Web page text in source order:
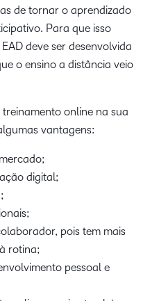
de tornar o aprendizado
Para que isso
deve ser desenvolvida
o ensino a distância veio
online na sua
vantagens:
digital;
pois tem mais
rotina;
pessoal e